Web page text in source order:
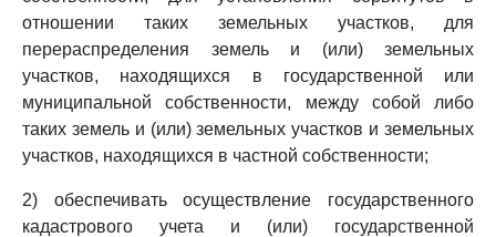
отношении таких земельных участков, для
перераспределения земель и (или) земельных
участков, находящихся в государственной или
муниципальной собственности, между собой либо
таких земель и (или) земельных участков и земельных
участков, находящихся в частной собственности;
2) обеспечивать осуществление государственного
кадастрового учета и (или) государственной